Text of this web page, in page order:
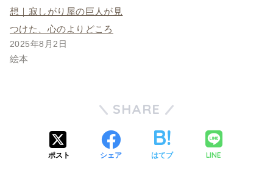
想｜寂しがり屋の巨人が見
つけた、心のよりどころ
2025年8月2日
絵本
SHARE
ポスト シェア はてブ LINE